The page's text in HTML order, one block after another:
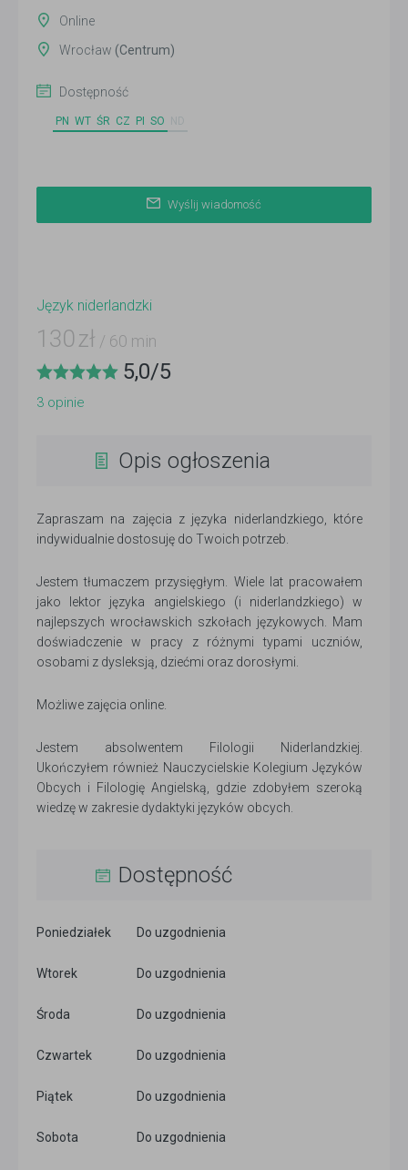
Online
Wrocław (Centrum)
Dostępność
PN WT ŚR CZ PI SO
Wyślij wiadomość
Język niderlandzki
130 zł / 60 min
5,0/5
3 opinie
Opis ogłoszenia
Zapraszam na zajęcia z języka niderlandzkiego, które
indywidualnie dostosuję do Twoich potrzeb.
Jestem tłumaczem przysięgłym. Wiele lat pracowałem
jako lektor języka angielskiego (i niderlandzkiego) w
najlepszych wrocławskich szkołach językowych. Mam
doświadczenie w pracy z różnymi typami uczniów,
osobami z dysleksją, dziećmi oraz dorosłymi.
Możliwe zajęcia online.
Jestem absolwentem Filologii Niderlandzkiej.
Ukończyłem również Nauczycielskie Kolegium Języków
Obcych i Filologię Angielską, gdzie zdobyłem szeroką
wiedzę w zakresie dydaktyki języków obcych.
Dostępność
Poniedziałek Do uzgodnienia
Wtorek Do uzgodnienia
Środa Do uzgodnienia
Czwartek Do uzgodnienia
Piątek Do uzgodnienia
Sobota Do uzgodnienia